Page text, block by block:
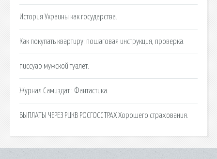
История Украины как государства.
Как покупать квартиру: пошаговая инструкция, проверка.
писсуар мужской туалет.
Журнал Самиздат : Фантастика.
ВЫПЛАТЫ ЧЕРЕЗ РЦКВ РОСГОССТРАХ Хорошего страхования.